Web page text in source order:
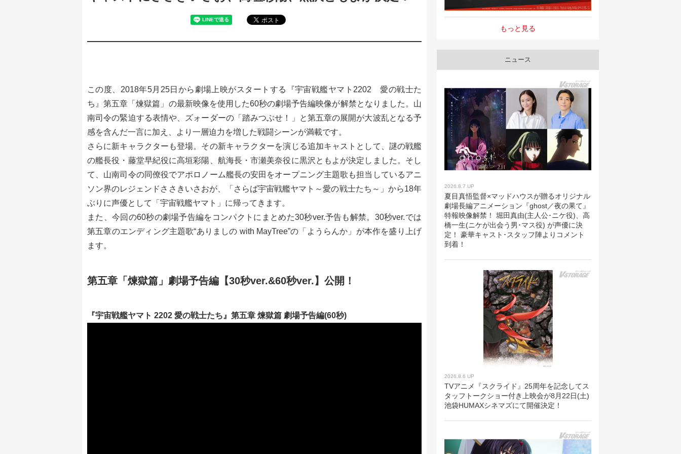
この度、2018年5月25日から劇場上映がスタートする『宇宙戦艦ヤマト2202 愛の戦士た
ち』第五章「煉獄篇」の最新映像を使用した60秒の劇場予告編映像が解禁となりました。山
南司令の緊迫する表情や、ズォーダーの「踏みつぶせ！」と第五章の展開が大波乱となる予
感を含んだ一言に加え、より一層迫力を増した戦闘シーンが満載です。
さらに新キャラクターも登場。その新キャラクターを演じる追加キャストとして、謎の戦艦
の艦長役・藤堂早紀役に高垣彩陽、航海長・市瀬美奈役に黒沢ともよが決定しました。そし
て、山南司令の同僚役でアポロノーム艦長の安田をオープニング主題歌も担当しているアニ
ソン界のレジェンドささきいさおが、「さらば宇宙戦艦ヤマト～愛の戦士たち～」から18年
ぶりに声優として「宇宙戦艦ヤマト」に帰ってきます。
また、今回の60秒の劇場予告編をコンパクトにまとめた30秒ver.予告も解禁。30秒ver.では
第五章のエンディング主題歌“ありましの with MayTree”の「ようらんか」が本作を盛り上げ
ます。
第五章「煉獄篇」劇場予告編【30秒ver.&60秒ver.】公開！
『宇宙戦艦ヤマト 2202 愛の戦士たち』第五章 煉獄篇 劇場予告編(60秒)
もっと見る
ニュース
2026.8.7 UP
夏目真悟監督×マッドハウスが贈るオリジナル
劇場長編アニメーション『ghost／夜の果て』
特報映像解禁！ 堀田真由(主人公･ニケ役)、高
橋一生(ニケが出会う男･マス役) が声優に決
定！ 豪華キャスト･スタッフ陣よりコメント
到着！
2026.8.6 UP
TVアニメ『スクライド』25周年を記念してス
タッフトークショー付き上映会が8月22日(土)
池袋HUMAXシネマズにて開催決定！